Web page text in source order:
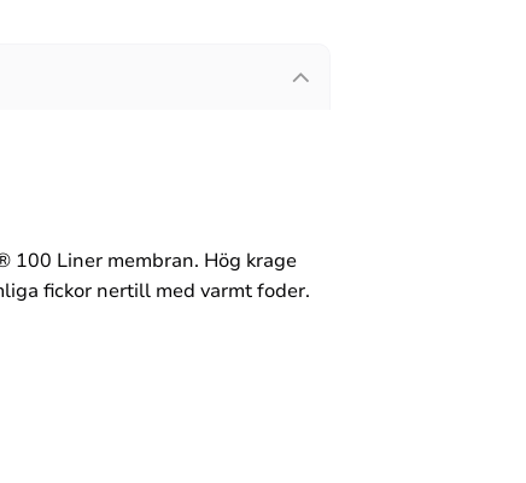
100 Liner membran. Hög krage
fickor nertill med varmt foder.